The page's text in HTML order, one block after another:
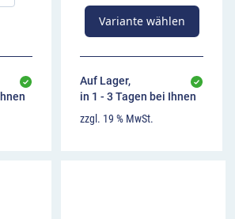
Variante wählen
Auf Lager,
in 1 - 3 Tagen bei Ihnen
zzgl. 19 % MwSt.